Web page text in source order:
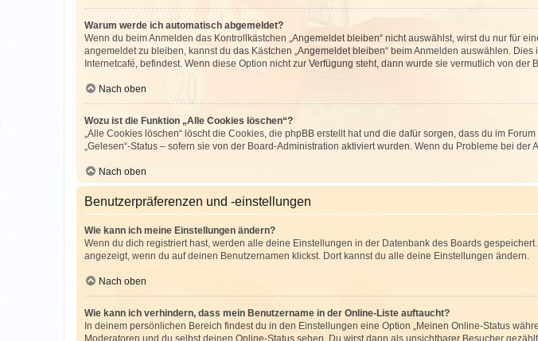
Warum werde ich automatisch abgemeldet?
Wenn du beim Anmelden das Kontrollkästchen „Angemeldet bleiben“ nicht auswählst, wirst du nur für
angemeldet zu bleiben, kannst du das Kästchen „Angemeldet bleiben“ beim Anmelden auswählen.
Internetcafé, befindest. Wenn diese Option nicht zur Verfügung steht, dann wurde sie vermutlich von der
Nach oben
Wozu ist die Funktion „Alle Cookies löschen“?
„Alle Cookies löschen“ löscht die Cookies, die phpBB erstellt hat und die dafür sorgen, dass du im
„Gelesen“-Status – sofern sie von der Board-Administration aktiviert wurden. Wenn du Probleme bei
Nach oben
Benutzerpräferenzen und -einstellungen
Wie kann ich meine Einstellungen ändern?
Wenn du dich registriert hast, werden alle deine Einstellungen in der Datenbank des Boards
angezeigt, wenn du auf deinen Benutzernamen klickst. Dort kannst du alle deine Einstellungen ändern.
Nach oben
Wie kann ich verhindern, dass mein Benutzername in der Online-Liste auftaucht?
In deinem persönlichen Bereich findest du in den Einstellungen eine Option „Meinen Online-Status
Moderatoren und du selbst deinen Online-Status sehen. Du wirst dann als unsichtbarer Besucher